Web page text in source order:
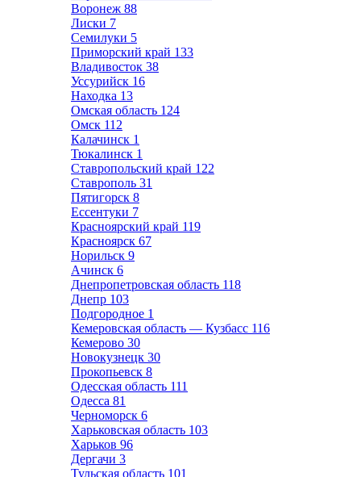
Воронеж 88
Лиски 7
Семилуки 5
Приморский край 133
Владивосток 38
Уссурийск 16
Находка 13
Омская область 124
Омск 112
Калачинск 1
Тюкалинск 1
Ставропольский край 122
Ставрополь 31
Пятигорск 8
Ессентуки 7
Красноярский край 119
Красноярск 67
Норильск 9
Ачинск 6
Днепропетровская область 118
Днепр 103
Подгородное 1
Кемеровская область — Кузбасс 116
Кемерово 30
Новокузнецк 30
Прокопьевск 8
Одесская область 111
Одесса 81
Черноморск 6
Харьковская область 103
Харьков 96
Дергачи 3
Тульская область 101